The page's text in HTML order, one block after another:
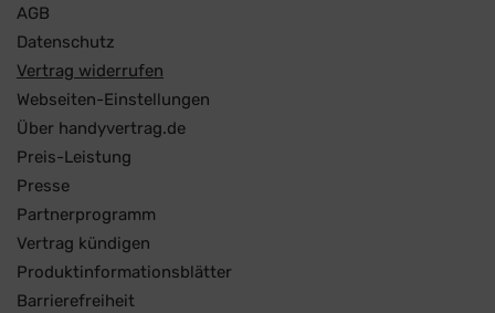
AGB
Datenschutz
Vertrag widerrufen
Webseiten-Einstellungen
Über handyvertrag.de
Preis-Leistung
Presse
Partnerprogramm
Vertrag kündigen
Produktinformationsblätter
Barrierefreiheit